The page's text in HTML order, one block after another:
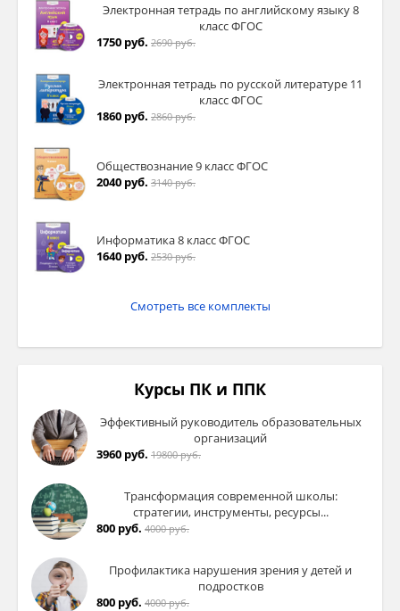
Электронная тетрадь по английскому языку 8
класс ФГОС
1750 руб. 2690 руб.
Электронная тетрадь по русской литературе 11
класс ФГОС
1860 руб. 2860 руб.
Обществознание 9 класс ФГОС
2040 руб. 3140 руб.
Информатика 8 класс ФГОС
1640 руб. 2530 руб.
Смотреть все комплекты
Курсы ПК и ППК
Эффективный руководитель образовательных
организаций
3960 руб. 19800 руб.
Трансформация современной школы:
стратегии, инструменты, ресурсы...
800 руб. 4000 руб.
Профилактика нарушения зрения у детей и
подростков
800 руб. 4000 руб.